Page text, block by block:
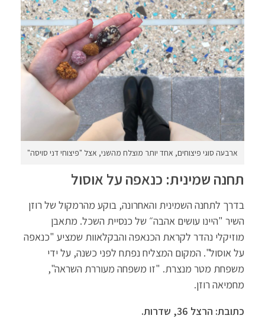
ארבעה סוגי פיצוחים, אחד יותר מוצלח מהשני, אצל "פיצוחי דני סויסה"
תחנה שמינית: כנאפה על אוסול
בדרך לתחנה השמינית והאחרונה, בוקע מהרמקול של רוזן
השיר "היינו עושים אהבה״ של כנסיית השכל. מתאבן
מוזיקלי נהדר לקראת הכנאפה והבקלאוות שמציע "כנאפה
על אוסול". המקום המצליח נפתח לפני כשנה, על ידי
משפחת מטר מנצרת. "זו משפחה מעוררת השראה",
מחמיאה רוזן.
כתובת: הרצל 36, שדרות.